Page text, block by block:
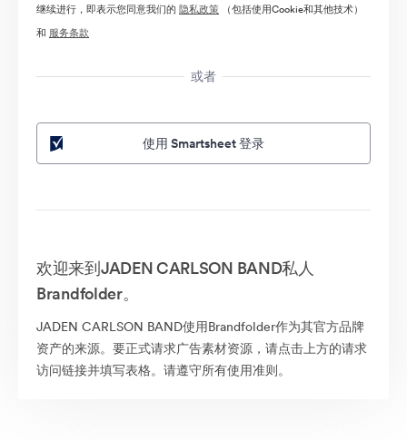
继续进行，即表示您同意我们的 隐私政策 （包括使用Cookie和其他技术）
和 服务条款
或者
使用 Smartsheet 登录
欢迎来到JADEN CARLSON BAND私人
Brandfolder。
JADEN CARLSON BAND使用Brandfolder作为其官方品牌
资产的来源。要正式请求广告素材资源，请点击上方的请求
访问链接并填写表格。请遵守所有使用准则。